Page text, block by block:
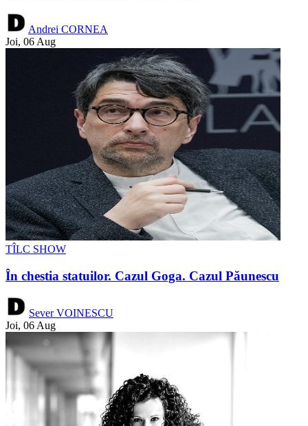
Andrei CORNEA
Joi, 06 Aug
TÎLC SHOW
În chestia statuilor. Cazul Goga. Cazul Păunescu
Sever VOINESCU
Joi, 06 Aug